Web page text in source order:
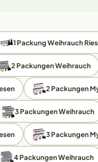
1 Packung Weihrauch
2 Packungen Weihrauch
2 Packungen
3 Packungen Weihrauch
3 Packungen
4 Packungen Weihrauch